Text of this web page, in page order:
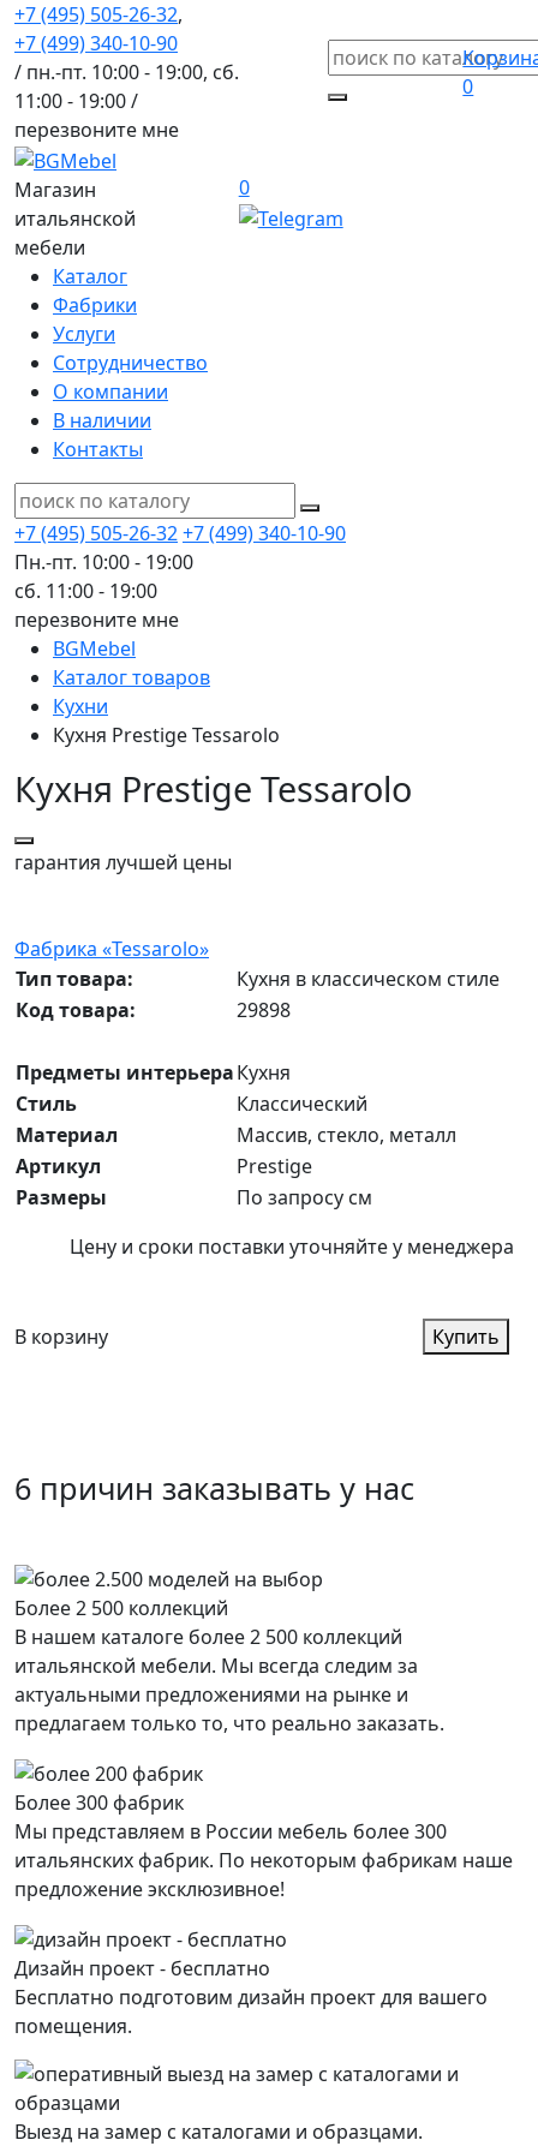
+7 (495) 505-26-32,
+7 (499) 340-10-90
/ пн.-пт. 10:00 - 19:00, сб.
11:00 - 19:00 /
перезвоните мне
0
Магазин
итальянской
мебели
0
Каталог
Фабрики
Услуги
Сотрудничество
О компании
В наличии
Контакты
+7 (495) 505-26-32+7 (499) 340-10-90
Пн.-пт. 10:00 - 19:00
сб. 11:00 - 19:00
перезвоните мне
BGMebel
Каталог товаров
Кухни
Кухня Prestige Tessarolo
Кухня Prestige Tessarolo
гарантия лучшей цены
Фабрика «Tessarolo»
Тип товара:
Кухня в классическом стиле
Код товара:
29898
Предметы интерьераКухня
Стиль
Классический
Материал
Массив, стекло, металл
Артикул
Prestige
Размеры
По запросу см
Цену и сроки поставки уточняйте у менеджера
В корзину Купить
6 причин заказывать у нас
Более 2 500 коллекций
В нашем каталоге более 2 500 коллекций
итальянской мебели. Мы всегда следим за
актуальными предложениями на рынке и
предлагаем только то, что реально заказать.
Более 300 фабрик
Мы представляем в России мебель более 300
итальянских фабрик. По некоторым фабрикам наше
предложение эксклюзивное!
Дизайн проект - бесплатно
Бесплатно подготовим дизайн проект для вашего
помещения.
Выезд на замер с каталогами и образцами.